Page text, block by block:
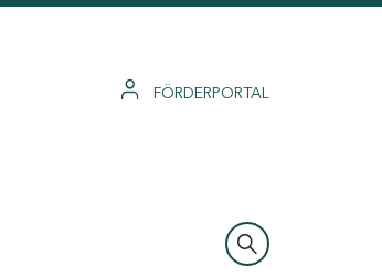
FÖRDERPORTAL